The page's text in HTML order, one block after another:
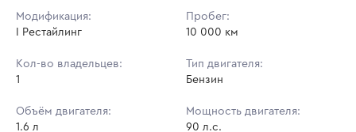
Модификация:
I Рестайлинг
Пробег:
10 000 км
Кол-во владельцев:
1
Тип двигателя:
Бензин
Объём двигателя:
1.6 л
Мощность двигателя:
90 л.с.